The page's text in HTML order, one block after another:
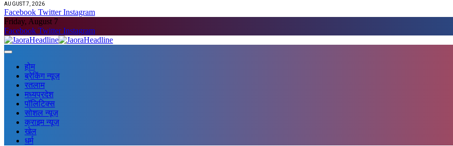
AUGUST 7, 2026
Facebook Twitter Instagram
Friday, August 7
Facebook Twitter Instagram
होम
ब्रेकिंग न्यूज़
रतलाम
मध्यप्रदेश
पॉलिटिक्स
सोशल न्यूज़
क्राइम न्यूज़
खेल
धर्म